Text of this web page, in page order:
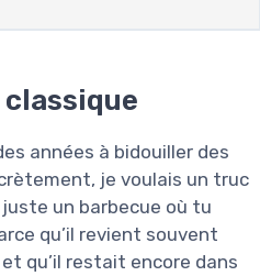
années à bidouiller des
je voulais un truc
un barbecue où tu
qu’il revient souvent
qu’il restait encore dans